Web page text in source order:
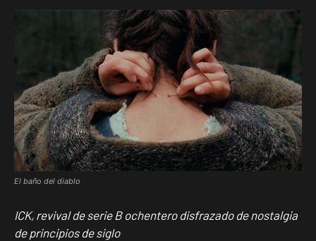
El baño del diablo
ICK, revival de serie B ochentero disfrazado de nostalgia
de principios de siglo